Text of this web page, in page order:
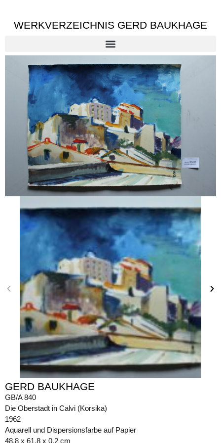
WERKVERZEICHNIS GERD BAUKHAGE
GERD BAUKHAGE
GB/A 840
Die Oberstadt in Calvi (Korsika)
1962
Aquarell und Dispersionsfarbe auf Papier
48,8 x 61,8 x 0,2 cm